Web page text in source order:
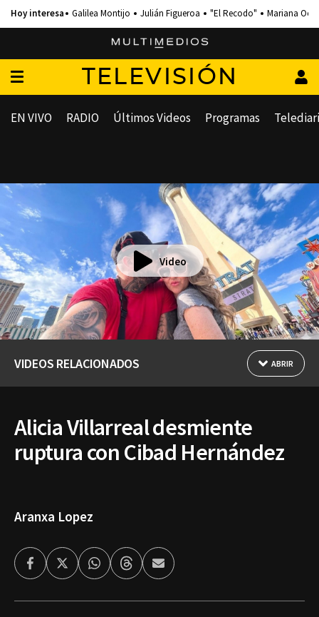
Galilea Montijo Julián Figueroa "El Recodo" Mariana
TELEVISIÓN
EN VIVO RADIO Últimos Videos Programas
Video
VIDEOS RELACIONADOS ABRIR
Alicia Villarreal desmiente
ruptura con Cibad Hernández
Aranxa Lopez
FacebookTwitterWhatsappThreadsEnviar
por